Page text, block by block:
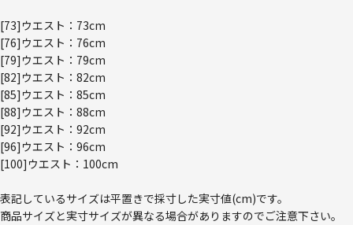
[73]ウエスト：73cm
[76]ウエスト：76cm
[79]ウエスト：79cm
[82]ウエスト：82cm
[85]ウエスト：85cm
[88]ウエスト：88cm
[92]ウエスト：92cm
[96]ウエスト：96cm
[100]ウエスト：100cm
表記しているサイズは平置きで採寸した実寸値(cm)です。
商品サイズと実寸サイズが異なる場合がありますのでご注意下さい。